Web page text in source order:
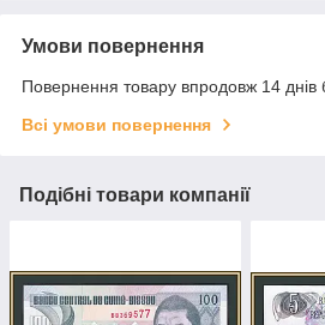
Умови повернення
Повернення товару впродовж 14 днів
Всі умови повернення
Подібні товари компанії